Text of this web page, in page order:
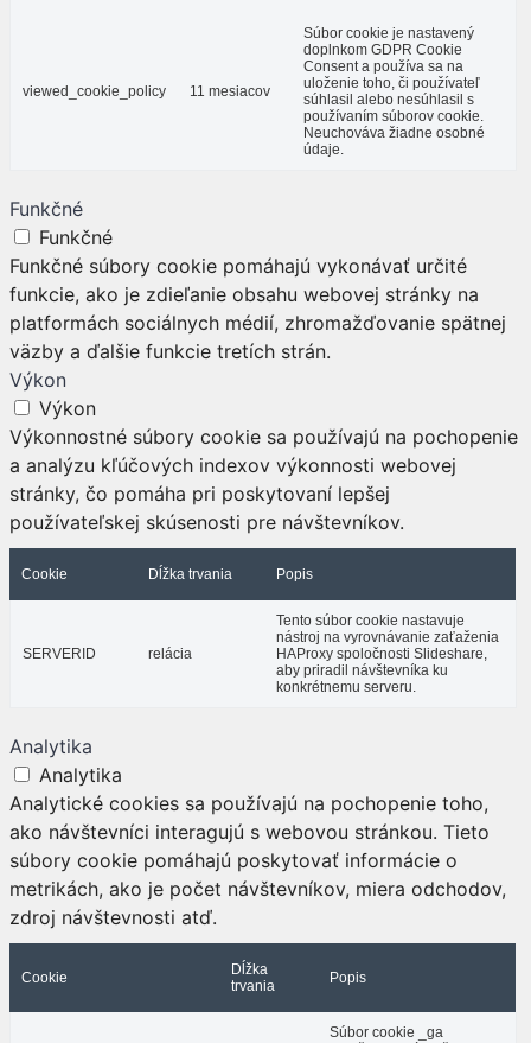
viewed_cookie_policy 11 mesiacov
Súbor cookie je nastavený
doplnkom GDPR Cookie
Consent a používa sa na
uloženie toho, či používateľ
súhlasil alebo nesúhlasil s
používaním súborov cookie.
Neuchováva žiadne osobné
údaje.
Funkčné
Funkčné
Funkčné súbory cookie pomáhajú vykonávať určité
funkcie, ako je zdieľanie obsahu webovej stránky na
platformách sociálnych médií, zhromažďovanie spätnej
väzby a ďalšie funkcie tretích strán.
Výkon
Výkon
Výkonnostné súbory cookie sa používajú na pochopenie
a analýzu kľúčových indexov výkonnosti webovej
stránky, čo pomáha pri poskytovaní lepšej
používateľskej skúsenosti pre návštevníkov.
Cookie Dĺžka trvania Popis
SERVERID relácia
Tento súbor cookie nastavuje
nástroj na vyrovnávanie zaťaženia
HAProxy spoločnosti Slideshare,
aby priradil návštevníka ku
konkrétnemu serveru.
Analytika
Analytika
Analytické cookies sa používajú na pochopenie toho,
ako návštevníci interagujú s webovou stránkou. Tieto
súbory cookie pomáhajú poskytovať informácie o
metrikách, ako je počet návštevníkov, miera odchodov,
zdroj návštevnosti atď.
Cookie
Dĺžka
trvania
Popis
Súbor cookie _ga